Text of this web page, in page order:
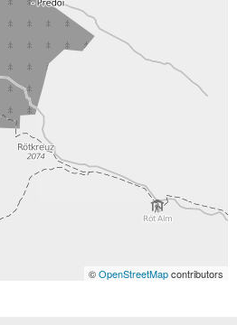
©OpenStreetMapcontributors